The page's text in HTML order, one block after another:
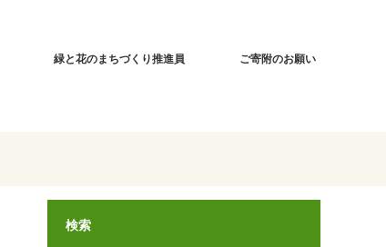
緑と花のまちづくり推進員 ご寄附のお願い
検索